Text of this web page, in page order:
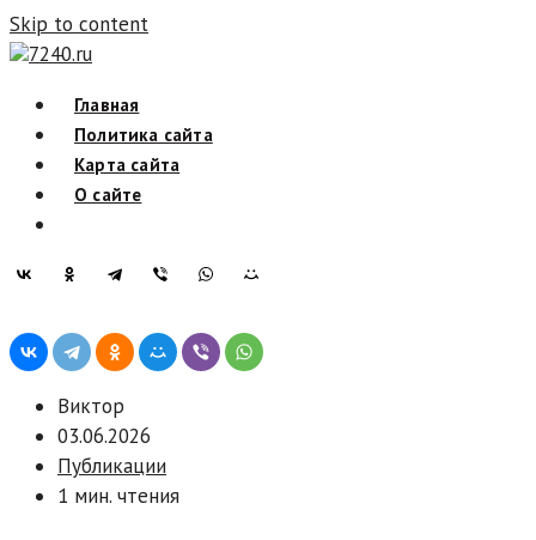
Skip to content
7240.ru
Главная
Политика сайта
Карта сайта
О сайте
Виктор
03.06.2026
Публикации
1 мин. чтения